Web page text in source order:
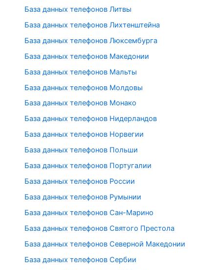
База данных телефонов Литвы
База данных телефонов Лихтенштейна
База данных телефонов Люксембурга
База данных телефонов Македонии
База данных телефонов Мальты
База данных телефонов Молдовы
База данных телефонов Монако
База данных телефонов Нидерландов
База данных телефонов Норвегии
База данных телефонов Польши
База данных телефонов Португалии
База данных телефонов России
База данных телефонов Румынии
База данных телефонов Сан-Марино
База данных телефонов Святого Престола
База данных телефонов Северной Македонии
База данных телефонов Сербии